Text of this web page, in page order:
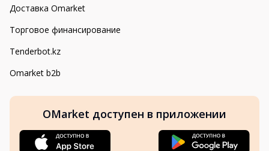
Доставка Omarket
Торговое финансирование
Tenderbot.kz
Omarket b2b
OMarket доступен в приложении